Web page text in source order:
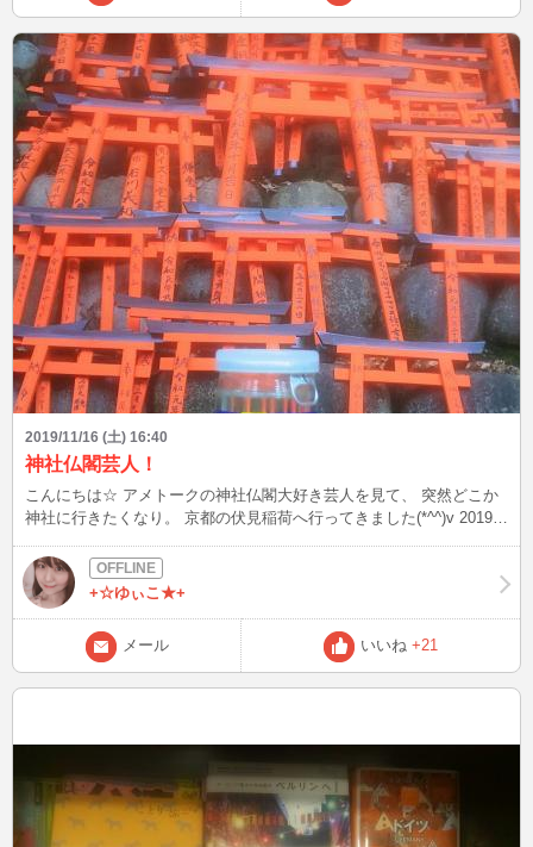
2019/11/16 (土) 16:40
神社仏閣芸人！
こんにちは☆ アメトークの神社仏閣大好き芸人を見て、 突然どこか
神社に行きたくなり。 京都の伏見稲荷へ行ってきました(*^^)v 2019年
お参りをして心が癒されました♪ 少しずつ、大掃除の計画も進めて行
かなければ・・・。
+☆ゆぃこ★+
メール いいね +21